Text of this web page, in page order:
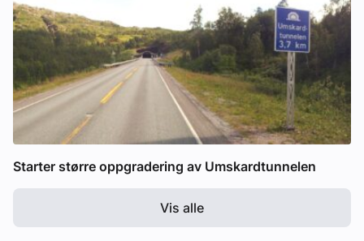
Starter større oppgradering av Umskardtunnelen
Vis alle